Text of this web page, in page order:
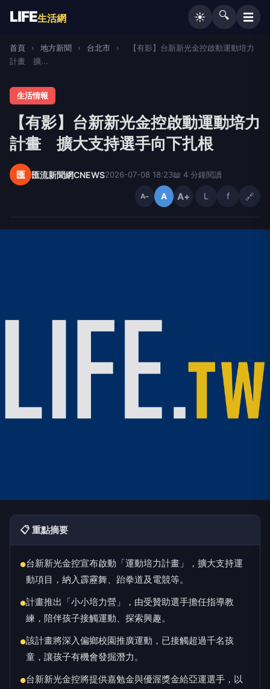
LIFE生活網 ☀️ 🔍 ☰
首頁 › 地方新聞 › 台北市 ›
【有影】台新新光金控啟動運動培力
計畫 擴...
生活情報
【有影】台新新光金控啟動運動培力
計畫 擴大支持選手向下扎根
匯 匯流新聞網CNEWS2026-07-08 18:23📖 4 分鐘閱讀
A− A A+ L f 🔗
📋 重點摘要
●台新新光金控宣布啟動「運動培力計畫」，擴大支持運
動項目，納入霹靂舞、跆拳道及電競等。
●計畫推出「小小培力營」，由受贊助選手擔任指導教
練，陪伴孩子接觸運動、探索興趣。
●該計畫將深入偏鄉校園推廣運動，已接觸超過千名孩
童，讓孩子有機會發掘潛力。
●台新新光金控將提供嘉勉金與優渥獎金給亞運選手，以